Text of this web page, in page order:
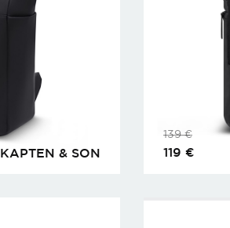
KAPTEN & SON
139€
119 €